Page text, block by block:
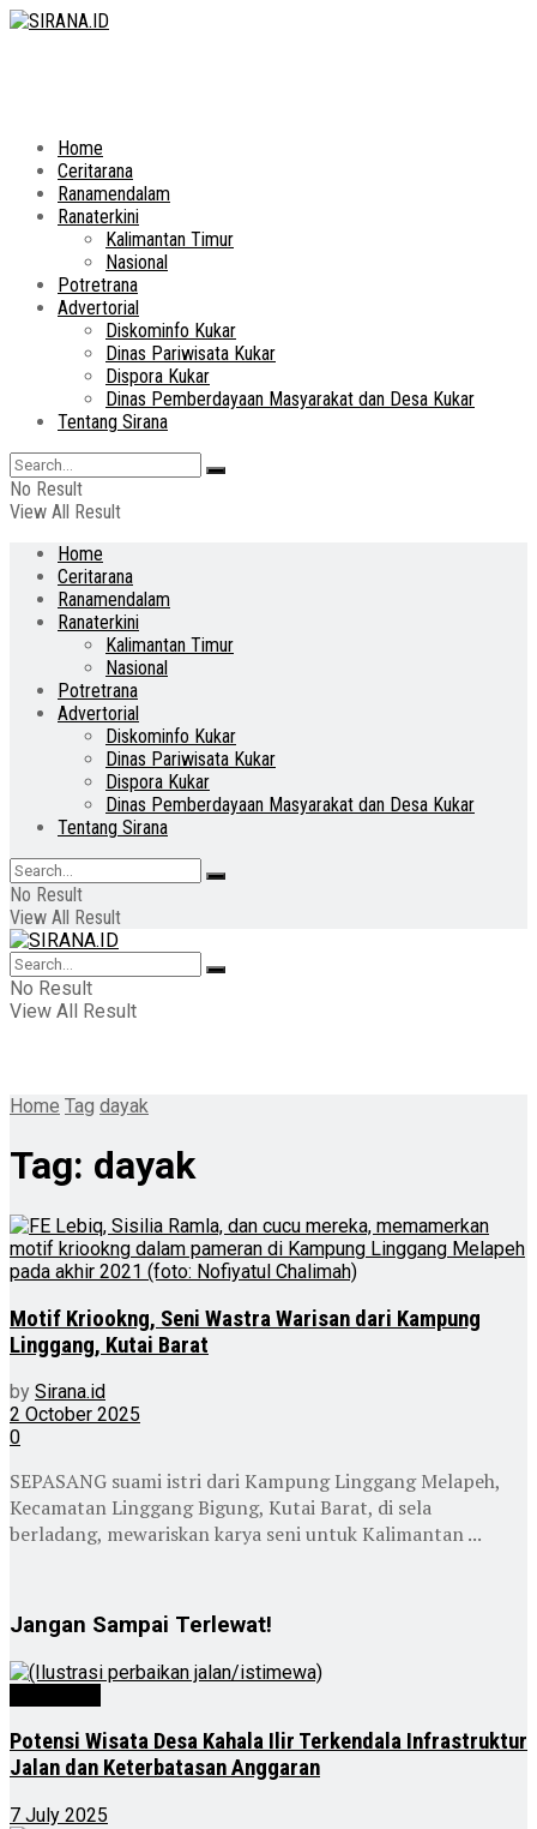
Home
Ceritarana
Ranamendalam
Ranaterkini
Kalimantan Timur
Nasional
Potretrana
Advertorial
Diskominfo Kukar
Dinas Pariwisata Kukar
Dispora Kukar
Dinas Pemberdayaan Masyarakat dan Desa Kukar
Tentang Sirana
No Result
View All Result
Home
Ceritarana
Ranamendalam
Ranaterkini
Kalimantan Timur
Nasional
Potretrana
Advertorial
Diskominfo Kukar
Dinas Pariwisata Kukar
Dispora Kukar
Dinas Pemberdayaan Masyarakat dan Desa Kukar
Tentang Sirana
No Result
View All Result
No Result
View All Result
Home Tag dayak
Tag: dayak
Motif Kriookng, Seni Wastra Warisan dari Kampung
Linggang, Kutai Barat
by Sirana.id
2 October 2025
0
SEPASANG suami istri dari Kampung Linggang Melapeh,
Kecamatan Linggang Bigung, Kutai Barat, di sela
berladang, mewariskan karya seni untuk Kalimantan ...
Jangan Sampai Terlewat!
Potensi Wisata Desa Kahala Ilir Terkendala Infrastruktur
Jalan dan Keterbatasan Anggaran
7 July 2025